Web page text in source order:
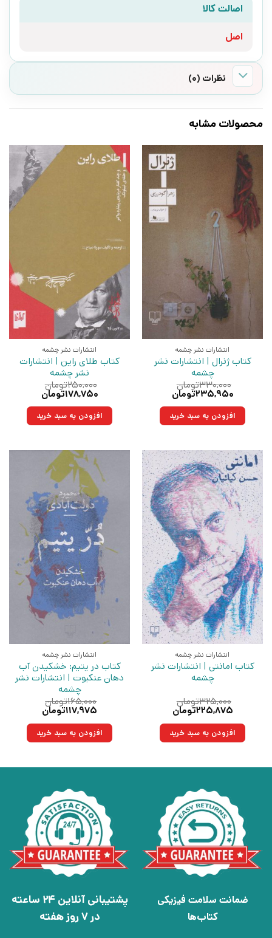
اصالت کالا
اصل
نظرات (0)
محصولات مشابه
انتشارات نشر چشمه
کتاب ژنرال | انتشارات نشر
چشمه
۳۳۰,۰۰۰تومان
قیمت
۳۳۰,۰۰۰تومان
بود.
۲۳۵,۹۵۰تومان
۲۳۵,۹۵۰تومان.افزودن به سبد خرید
انتشارات نشر چشمه
کتاب طلای راین | انتشارات
نشر چشمه
۲۵۰,۰۰۰تومان
قیمت
۲۵۰,۰۰۰تومان
بود.
۱۷۸,۷۵۰تومان
۱۷۸,۷۵۰تومان.افزودن به سبد خرید
انتشارات نشر چشمه
کتاب امانتی | انتشارات نشر
چشمه
۳۲۵,۰۰۰تومان
قیمت
۳۲۵,۰۰۰تومان
بود.
۲۲۵,۸۷۵تومان
۲۲۵,۸۷۵تومان.افزودن به سبد خرید
انتشارات نشر چشمه
کتاب در یتیم: خشکیدن آب
دهان عنکبوت | انتشارات نشر
چشمه
۱۶۵,۰۰۰تومان
قیمت
۱۶۵,۰۰۰تومان
بود.
۱۱۷,۹۷۵تومان
۱۱۷,۹۷۵تومان.افزودن به سبد خرید
ضمانت سلامت فیزیکی
کتاب‌ها
پشتیبانی آنلاین 24 ساعته
در 7 روز هفته